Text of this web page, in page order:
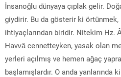
İnsanoğlu dünyaya çıplak gelir.
giydirir. Bu da gösterir ki örtünmek,
ihtiyaçlarından biridir. Nitekim Hz.
Havvâ cennetteyken, yasak olan
yerleri açılmış ve hemen ağaç
başlamışlardır. O anda yanlarında